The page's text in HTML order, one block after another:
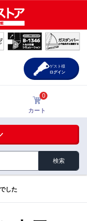
機器
検索
0
カート
ゲスト様
ログイン
した